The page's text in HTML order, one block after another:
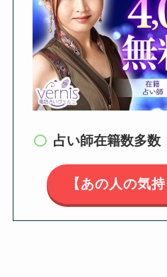
占い師在籍数多数
【あの人の気